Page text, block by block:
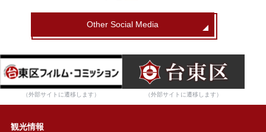
Other Social Media
（外部サイトに遷移します） （外部サイトに遷移します）
観光情報